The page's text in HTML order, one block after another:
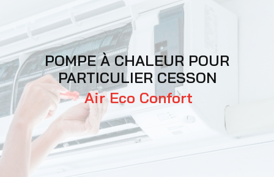
POMPE À CHALEUR POUR
PARTICULIER CESSON
Air Eco Confort